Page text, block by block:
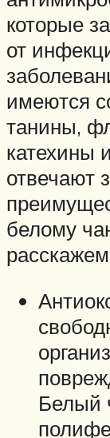
которые
от
имеются
танины,
катехины
отвечают
белому
Белый